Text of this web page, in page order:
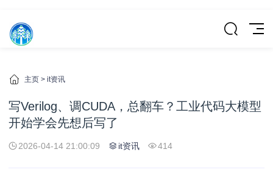
主页 > it资讯
写Verilog、调CUDA，总翻车？工业代码大模型
开始学会先想后写了
2026-04-14 21:00:09 it资讯 414